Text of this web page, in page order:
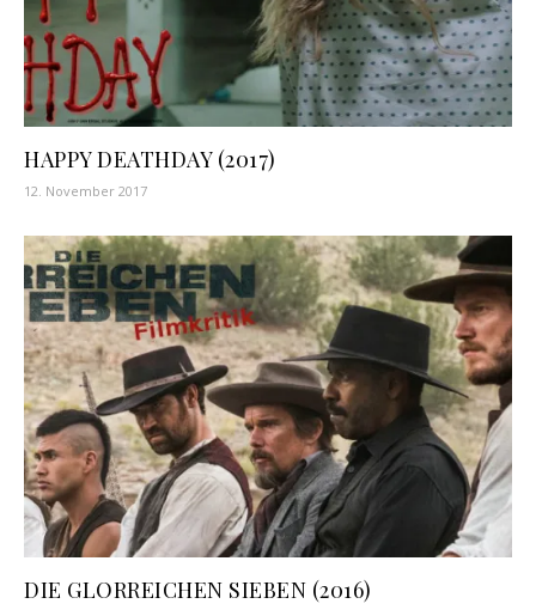
HAPPY DEATHDAY (2017)
12. November 2017
DIE GLORREICHEN SIEBEN (2016)